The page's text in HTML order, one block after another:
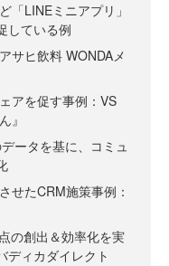
「LINEミニアプリ」
している例
サヒ飲料 WONDAメ
アを促す事例：VS
』
ータを基に、コミュ
せたCRM施策事例：
の創出＆効率化を実
ディカダイレクト